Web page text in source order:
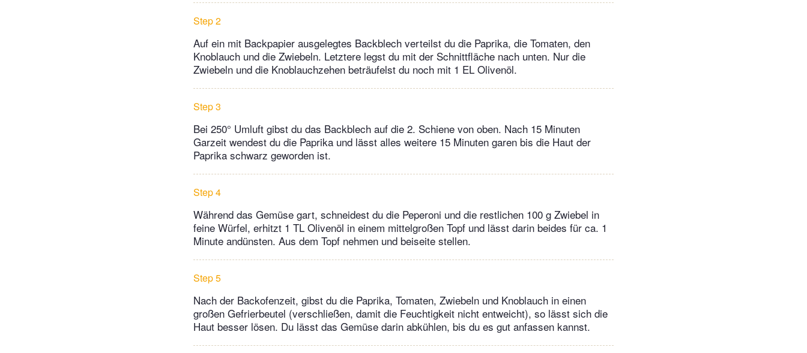
Step 2
Auf ein mit Backpapier ausgelegtes Backblech verteilst du die Paprika, die Tomaten, den
Knoblauch und die Zwiebeln. Letztere legst du mit der Schnittfläche nach unten. Nur die
Zwiebeln und die Knoblauchzehen beträufelst du noch mit 1 EL Olivenöl.
Step 3
Bei 250° Umluft gibst du das Backblech auf die 2. Schiene von oben. Nach 15 Minuten
Garzeit wendest du die Paprika und lässt alles weitere 15 Minuten garen bis die Haut der
Paprika schwarz geworden ist.
Step 4
Während das Gemüse gart, schneidest du die Peperoni und die restlichen 100 g Zwiebel in
feine Würfel, erhitzt 1 TL Olivenöl in einem mittelgroßen Topf und lässt darin beides für ca. 1
Minute andünsten. Aus dem Topf nehmen und beiseite stellen.
Step 5
Nach der Backofenzeit, gibst du die Paprika, Tomaten, Zwiebeln und Knoblauch in einen
großen Gefrierbeutel (verschließen, damit die Feuchtigkeit nicht entweicht), so lässt sich die
Haut besser lösen. Du lässt das Gemüse darin abkühlen, bis du es gut anfassen kannst.